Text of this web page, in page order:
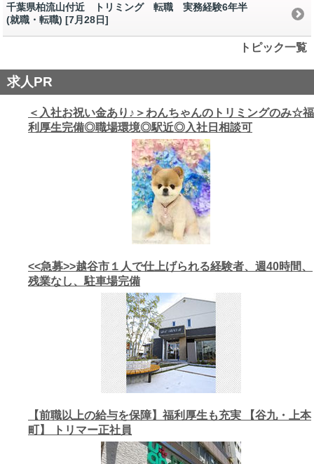
千葉県柏流山付近 トリミング 転職 実務経験6年半
(就職・転職) [7月28日]
トピック一覧
求人PR
＜入社お祝い金あり♪＞わんちゃんのトリミングのみ☆福
利厚生完備◎職場環境◎駅近◎入社日相談可
<<急募>>越谷市１人で仕上げられる経験者、週40時間、
残業なし、駐車場完備
【前職以上の給与を保障】福利厚生も充実 【谷九・上本
町】 トリマー正社員